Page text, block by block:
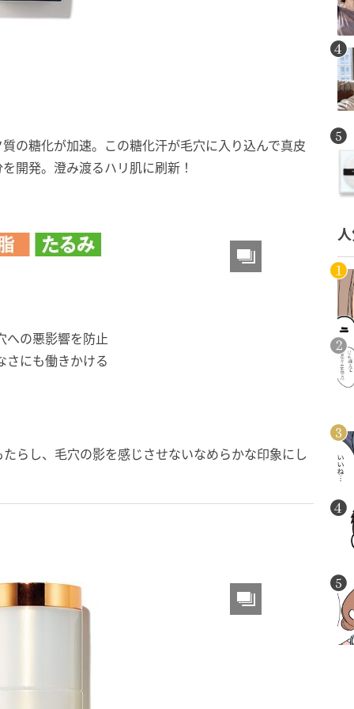
の糖化が加速。この糖化汗が毛穴に入り込んで真皮
開発。澄み渡るハリ肌に刷新！
への悪影響を防止
さにも働きかける
らし、毛穴の影を感じさせないなめらかな印象にし